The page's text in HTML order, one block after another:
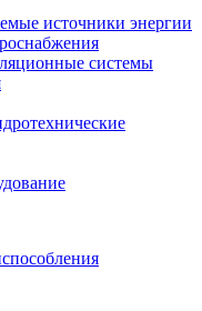
источники энергии
системы